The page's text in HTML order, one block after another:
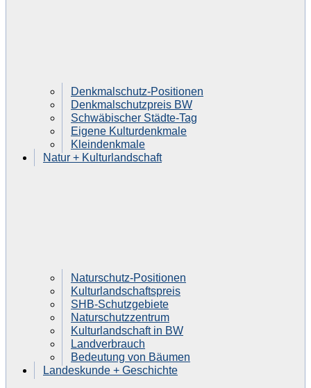
Denkmalschutz-Positionen
Denkmalschutzpreis BW
Schwäbischer Städte-Tag
Eigene Kulturdenkmale
Kleindenkmale
Natur + Kulturlandschaft
Naturschutz-Positionen
Kulturlandschaftspreis
SHB-Schutzgebiete
Naturschutzzentrum
Kulturlandschaft in BW
Landverbrauch
Bedeutung von Bäumen
Landeskunde + Geschichte